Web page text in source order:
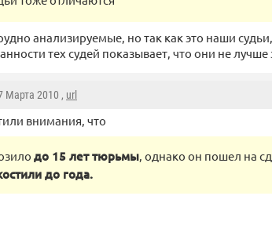
анализируемые, но так как это наши
тех судей показывает, что они не лучше
Марта 2010 , url
внимания, что
до 15 лет тюрьмы, однако он пошел на
до года.